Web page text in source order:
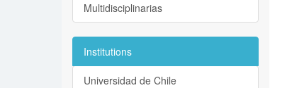
Multidisciplinarias
Institutions
Universidad de Chile